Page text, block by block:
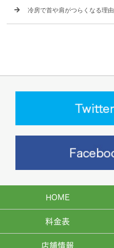
冷房で首や肩がつらくなる理由
HOME
料金表
店舗情報